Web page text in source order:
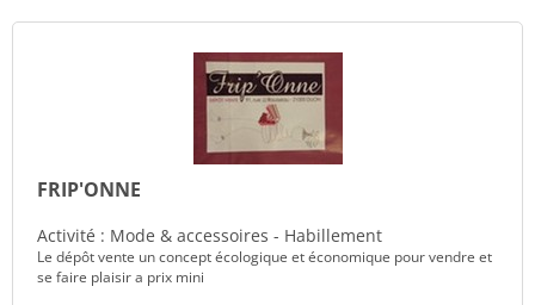
FRIP'ONNE
Activité : Mode & accessoires - Habillement
Le dépôt vente un concept écologique et économique pour vendre et
se faire plaisir a prix mini